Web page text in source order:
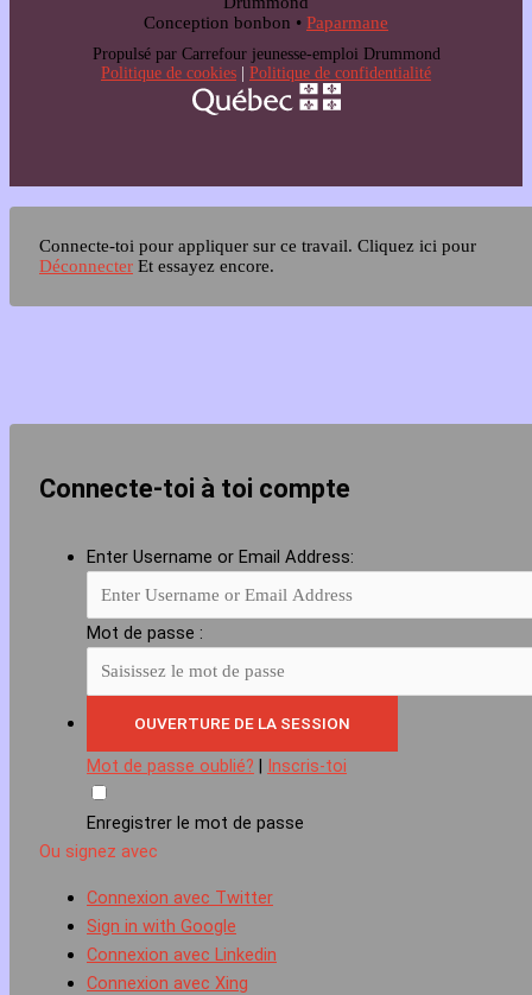
Conception bonbon • Paparmane
Propulsé par Carrefour jeunesse-emploi Drummond
Politique de cookies | Politique de confidentialité
Connecte-toi pour appliquer sur ce travail. Cliquez ici pour
Déconnecter Et essayez encore.
Connecte-toi à toi compte
Enter Username or Email Address:
Mot de passe :
Mot de passe oublié? Inscris-toi
Enregistrer le mot de passe
Ou signez avec
Connexion avec Twitter
Sign in with Google
Connexion avec Linkedin
Connexion avec Xing